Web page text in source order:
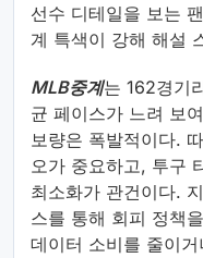
선수 디테일을 보는
계 특색이 강해 해설
MLB중계는 162경기
균 페이스가 느려 보
보량은 폭발적이다.
오가 중요하고, 투구
최소화가 관건이다.
스를 통해 회피 정책
데이터 소비를 줄이